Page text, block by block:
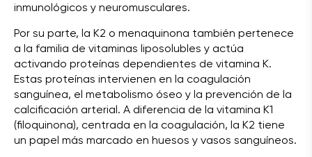
inmunológicos y neuromusculares.
Por su parte, la K2 o menaquinona también pertenece
a la familia de vitaminas liposolubles y actúa
activando proteínas dependientes de vitamina K.
Estas proteínas intervienen en la coagulación
sanguínea, el metabolismo óseo y la prevención de la
calcificación arterial. A diferencia de la vitamina K1
(filoquinona), centrada en la coagulación, la K2 tiene
un papel más marcado en huesos y vasos sanguíneos.